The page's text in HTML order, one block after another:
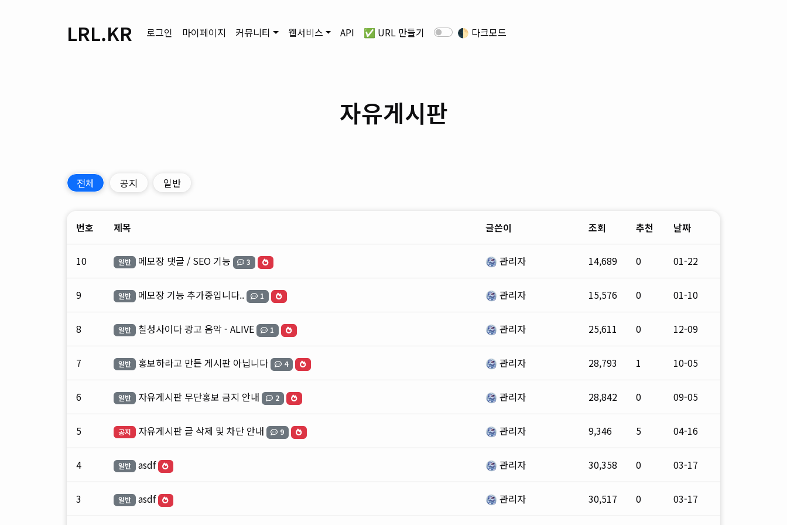
LRL.KR 로그인 마이페이지 커뮤니티 웹서비스 API ✅ URL 만들기 🌓 다크모드
자유게시판
전체 공지 일반
번호 제목 글쓴이 조회 추천 날짜
10 일반 메모장 댓글 / SEO 기능 3 관리자 14,689 0 01-22
9 일반 메모장 기능 추가중입니다.. 1 관리자 15,576 0 01-10
8 일반 칠성사이다 광고 음악 - ALIVE 1 관리자 25,611 0 12-09
7 일반 홍보하라고 만든 게시판 아닙니다 4 관리자 28,793 1 10-05
6 일반 자유게시판 무단홍보 금지 안내 2 관리자 28,842 0 09-05
5 공지 자유게시판 글 삭제 및 차단 안내 9 관리자 9,346 5 04-16
4 일반 asdf 관리자 30,358 0 03-17
3 일반 asdf 관리자 30,517 0 03-17